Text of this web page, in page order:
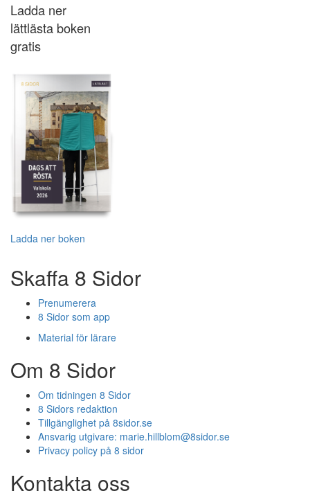
Ladda ner
lättlästa boken
gratis
Ladda ner boken
Skaffa 8 Sidor
Prenumerera
8 Sidor som app
Material för lärare
Om 8 Sidor
Om tidningen 8 Sidor
8 Sidors redaktion
Tillgänglighet på 8sidor.se
Ansvarig utgivare: marie.hillblom@8sidor.se
Privacy policy på 8 sidor
Kontakta oss